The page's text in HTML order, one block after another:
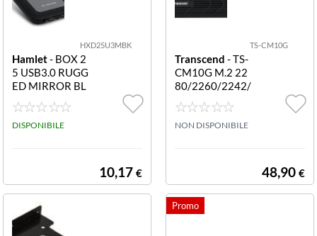
(1)
USB
(1)
USB 3.0
HXD25U3MBK
Hamlet- BOX 2
5 USB3.0 RUGG
ED MIRROR BL
ACK **
DISPONIBILE
10,17 €
TS-CM10G
Transcend - TS-
CM10G M.2 22
80/2260/2242/
2230 ENCLOSU
RE M.2 2280/2
260/2242/223
NON DISPONIBILE
48,90 €